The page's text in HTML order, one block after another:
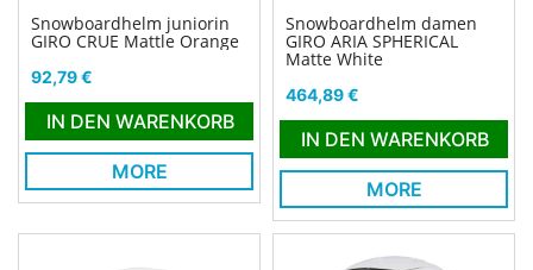
Snowboardhelm juniorin
GIRO CRUE Mattle Orange
Preis
92,79 €
IN DEN WARENKORB
MORE
Snowboardhelm damen
GIRO ARIA SPHERICAL
Matte White
Preis
464,89 €
IN DEN WARENKORB
MORE